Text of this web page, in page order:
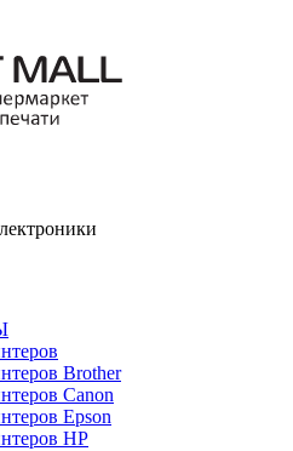
Brother
Canon
Epson
HP